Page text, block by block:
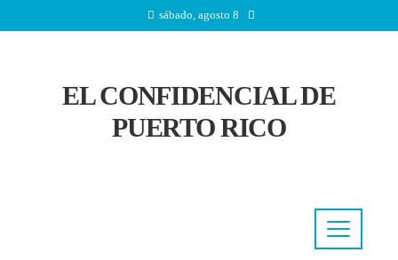
sábado, agosto 8
EL CONFIDENCIAL DE
PUERTO RICO